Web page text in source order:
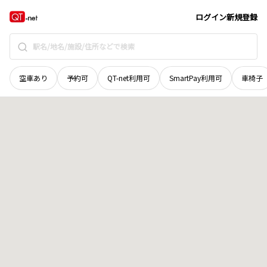
ログイン新規登録
空車あり 予約可 QT-net利用可 SmartPay利用可 車椅子
京都府 地域選択で探す